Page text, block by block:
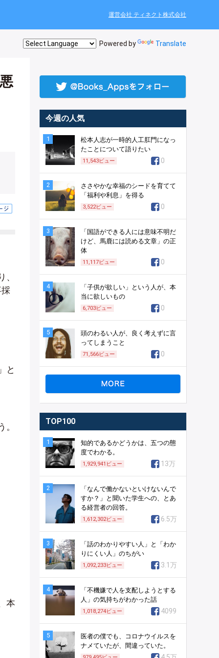
運営会社 ティネクト株式会社
Powered by Translate
と
本
今週の人気
1
松本人志が一時的人工肛門になっ
たことについて語りたい
11,543ビュー 0
2
ささやかな幸福のシードを育てて
「福利や利息」を得る
3,522ビュー 0
3
「国語ができる人には意味不明だ
けど、馬鹿には読める文章」の正
体
11,117ビュー 0
4
「子供が欲しい」という人が、本
当に欲しいもの
6,703ビュー 0
5
頭のわるい人が、良く考えずに言
ってしまうこと
71,566ビュー 0
TOP100
1
知的であるかどうかは、五つの態
度でわかる。
1,929,941 ビュー 13万
2
「なんで働かないといけないんで
すか？」と聞いた学生への、とあ
る経営者の回答。
1,612,302ビュー 6.5万
3
「話のわかりやすい人」と「わか
りにくい人」のちがい
1,092,233ビュー 3.1万
4
「不機嫌で人を支配しようとする
人」の気持ちがわかった話
1,018,274ビュー 4099
5
医者の僕でも、コロナウイルスを
ナメていたが、間違っていた。